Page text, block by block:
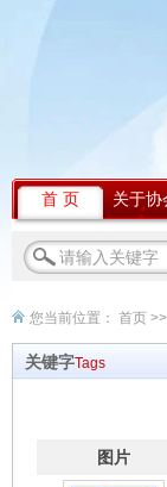
首 页 关于协
您当前位置： 首页
关键字Tags
图片